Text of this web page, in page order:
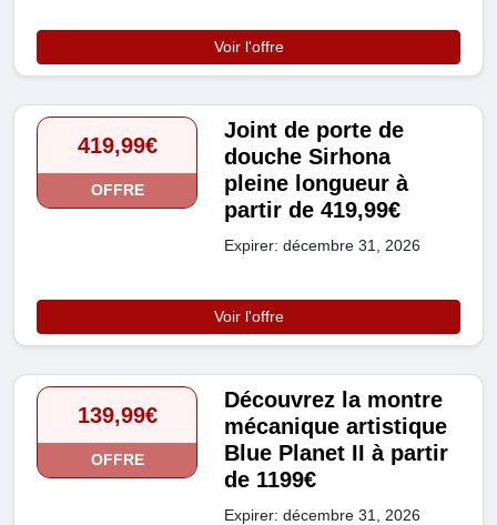
Voir l'offre
419,99€
OFFRE
Joint de porte de
douche Sirhona
pleine longueur à
partir de 419,99€
Expirer: décembre 31, 2026
Voir l'offre
139,99€
OFFRE
Découvrez la montre
mécanique artistique
Blue Planet II à partir
de 1199€
Expirer: décembre 31, 2026